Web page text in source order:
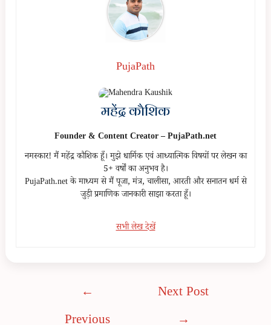
PujaPath
महेंद्र कौशिक
Founder & Content Creator – PujaPath.net
नमस्कार! मैं महेंद्र कौशिक हूँ। मुझे धार्मिक एवं आध्यात्मिक विषयों पर लेखन का
5+ वर्षों का अनुभव है।
PujaPath.net के माध्यम से मैं पूजा, मंत्र, चालीसा, आरती और सनातन धर्म से
जुड़ी प्रमाणिक जानकारी साझा करता हूँ।
सभी लेख देखें
←
Previous
Next Post
→